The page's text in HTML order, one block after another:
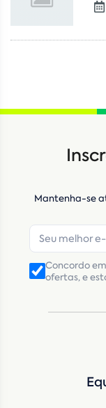
Mantenha-se
Concordo
ofertas, e
E-mail*
Número de
CNPJ